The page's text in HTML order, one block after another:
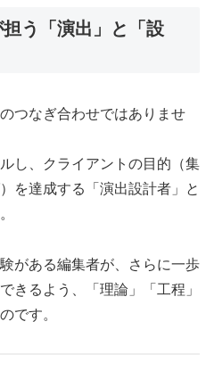
う「演出」と「設
つなぎ合わせではありませ
し、クライアントの目的（集
を達成する「演出設計者」と
がある編集者が、さらに一歩
きるよう、「理論」「工程」
です。